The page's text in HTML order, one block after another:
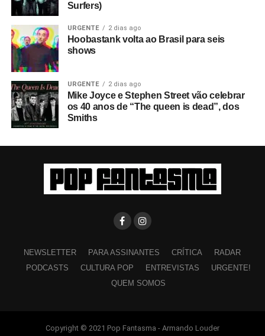
Surfers)
URGENTE 2 dias ago
Hoobastank volta ao Brasil para seis
shows
URGENTE 2 dias ago
Mike Joyce e Stephen Street vão celebrar
os 40 anos de “The queen is dead”, dos
Smiths
NEWSLETTER PARA ASSINANTES CRÍTICA
RADAR
PODCASTS
CULTURA POP ENTREVISTAS
URGENTE!
QUEM SOMOS
Copyright © 2021 Pop Fantasma - Armando Louder